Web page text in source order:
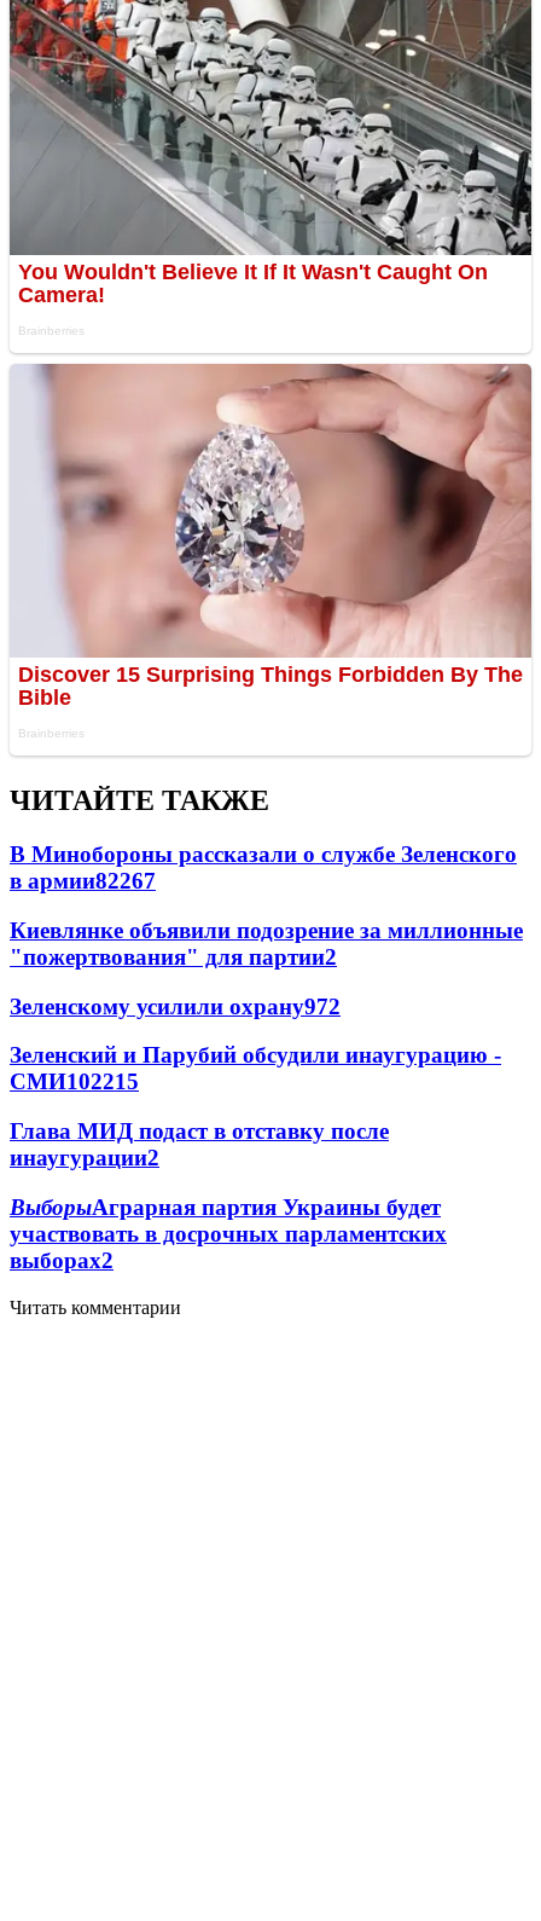
ЧИТАЙТЕ ТАКЖЕ
В Минобороны рассказали о службе Зеленского
в армии82267
Киевлянке объявили подозрение за миллионные
"пожертвования" для партии2
Зеленскому усилили охрану972
Зеленский и Парубий обсудили инаугурацию -
СМИ102215
Глава МИД подаст в отставку после
инаугурации2
ВыборыАграрная партия Украины будет
участвовать в досрочных парламентских
выборах2
Читать комментарии